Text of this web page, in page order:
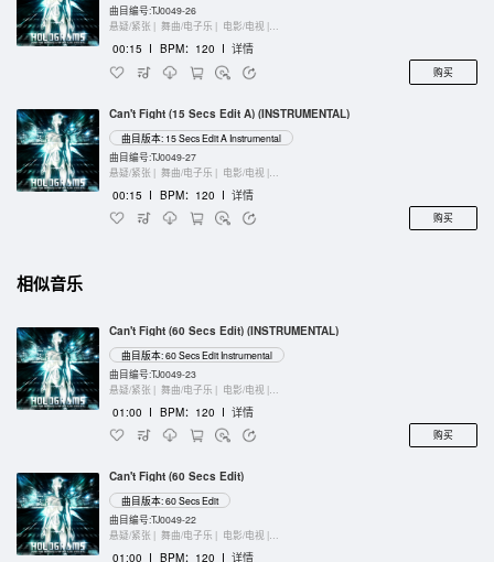
曲目编号:TJ0049-26
悬疑/紧张 | 舞曲/电子乐 | 电影/电视 |
00:15 I BPM：120 I 详情
购买
Can't Fight (15 Secs Edit A) (INSTRUMENTAL)
曲目版本: 15 Secs Edit A Instrumental
曲目编号:TJ0049-27
悬疑/紧张 | 舞曲/电子乐 | 电影/电视 |
00:15 I BPM：120 I 详情
购买
相似音乐
Can't Fight (60 Secs Edit) (INSTRUMENTAL)
曲目版本: 60 Secs Edit Instrumental
曲目编号:TJ0049-23
悬疑/紧张 | 舞曲/电子乐 | 电影/电视 |
01:00 I BPM：120 I 详情
购买
Can't Fight (60 Secs Edit)
曲目版本: 60 Secs Edit
曲目编号:TJ0049-22
悬疑/紧张 | 舞曲/电子乐 | 电影/电视 |
01:00 I BPM：120 I 详情